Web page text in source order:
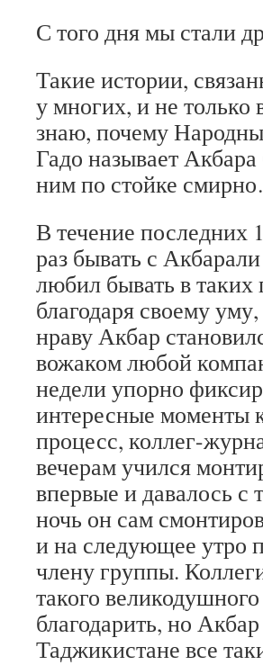
С того дня мы стали
Такие истории,
у многих, и не
знаю, почему
Гадо называет
ним по стойке
В течение последних
раз бывать с
любил бывать в таких
благодаря своему
нраву Акбар
вожаком любой
недели упорно
интересные моменты
процесс, коллег-
вечерам учился
впервые и давалось
ночь он сам
и на следующее утро
члену группы.
такого
благодарить, но
Таджикистане все